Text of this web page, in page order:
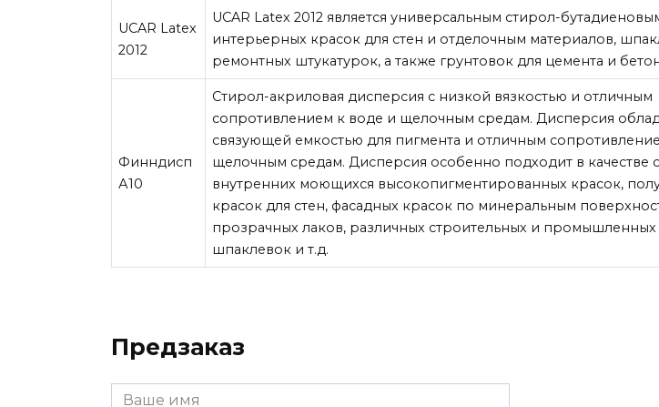
UCAR Latex
2012
UCAR Latex 2012 является универсальным стирол-
интерьерных красок для стен и отделочным материалов,
ремонтных штукатурок, а также грунтовок для цемента и
Финндисп
А10
Стирол-акриловая дисперсия с низкой вязкостью и отличным
сопротивлением к воде и щелочным средам. Дисперсия
связующей емкостью для пигмента и отличным
щелочным средам. Дисперсия особенно подходит в качестве
внутренних моющихся высокопигментированных красок,
красок для стен, фасадных красок по минеральным
прозрачных лаков, различных строительных и промышленных
шпаклевок и т.д.
Предзаказ